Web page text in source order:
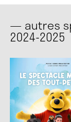
— autres
2024-2025